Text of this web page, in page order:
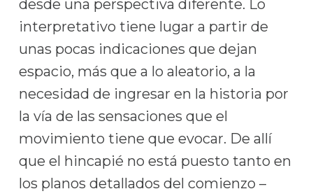
desde una perspectiva diferente. Lo
interpretativo tiene lugar a partir de
unas pocas indicaciones que dejan
espacio, más que a lo aleatorio, a la
necesidad de ingresar en la historia por
la vía de las sensaciones que el
movimiento tiene que evocar. De allí
que el hincapié no está puesto tanto en
los planos detallados del comienzo –